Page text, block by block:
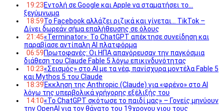
19:23Εντολή σε Google και Apple να σταματήσει το…
ξεγύμνωμα
18:59Το Facebook αλλάζει ριζικά και γίνεται… TikTok –
Δίνει δωρεάν σήμα επαλήθευσης σε όλους
21:45«Terminator»: Το ChatGPT απέκτησε συνείδηση και
παραβίασε αντίπαλη AI πλατφόρμα
06:59Πρωτοφανές: Οι ΗΠΑ απαγόρευσαν την παγκόσμια
διάθεση του Claude Fable 5 λόγω επικινδυνότητας
10:23«Σεισμός» στο AI με τα νέα, πανίσχυρα μοντέλα Fable 5
και Mythos 5 του Claude
18:39Έκκληση της Anthropic (Claude) για «φρένο» στο AI
λόγω της υπερβολικά γρήγορης εξέλιξής του
14:10«Το ChatGPT σκότωσε το παιδί μας» – Γονείς μηνύουν
την OpenAI για τον θάνατο του 19χρονου γιου τους